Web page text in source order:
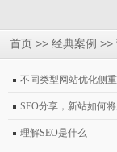
首页 >> 经典案例 >>
不同类型网站优化侧
SEO分享，新站如何
理解SEO是什么